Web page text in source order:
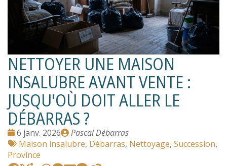
NETTOYER UNE MAISON
INSALUBRE AVANT VENTE :
JUSQU'OÙ DOIT ALLER LE
DÉBARRAS ?
Date
:
6 janv. 2026
Publié
par
Pascal Débarras
Tags
:
Maison insalubre, Débarras, Nettoyage, Succession,
Province